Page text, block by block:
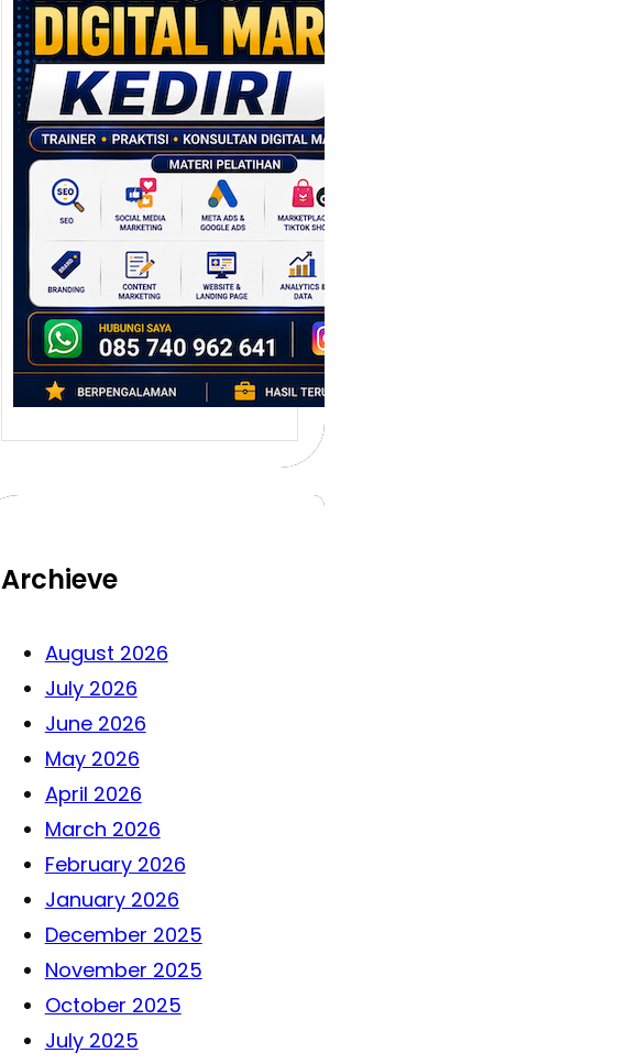
Narasumber
Digital Marketing
Kediri: Membangun
Strategi
Pemasaran
Berbasis Data
untuk Bisnis yang
Bertumbuh
Digital marketing telah
mengubah cara bisnis
berkembang. Dulu,
promosi banyak…
Archieve
August 2026
July 2026
June 2026
May 2026
April 2026
March 2026
February 2026
January 2026
December 2025
November 2025
October 2025
July 2025